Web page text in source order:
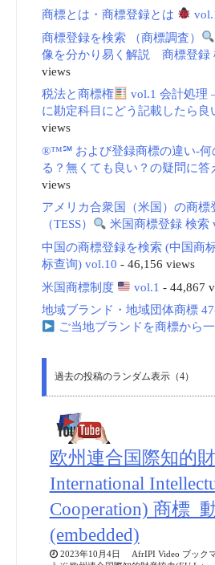
商標とは・商標登録とは
商標登録を検索 （商標調査）
像を分かり易く解説 商標登録
views
税法と商標権
vol.1 会計処理
に勘定科目にどう記載したら良
views
®™℠ および登録商標の違い-何
る？無くても良い？の疑問に答
views
アメリカ合衆国（米国）の商標
（TESS）
米国商標登録 検索
中国の商標登録を検索 (中国商
标查询) vol.10 - 46,156 views
米国商標制度
vol.1 - 44,867
地域ブランド・地域団体商標
ご当地ブランドを商標から
過去の投稿のランダム表示（4）
欧州連合国際知的
International
Cooperation) 商標_
(embedded)
2023年10月4日 AfrIPI Video ブック